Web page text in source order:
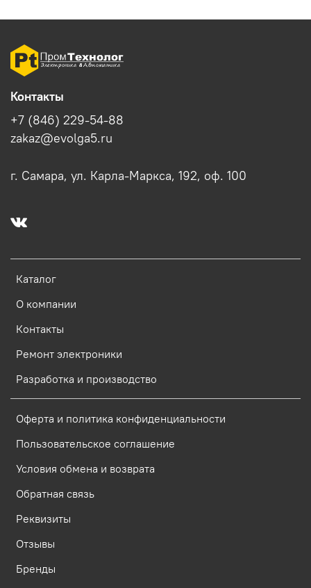
Каталог
О компании
Контакты
Ремонт электроники
Разработка и производство
Оферта и политика конфиденциальности
Пользовательское соглашение
Условия обмена и возврата
Обратная связь
Реквизиты
Отзывы
Бренды
Контакты
+7 (846) 229-54-88
zakaz@evolga5.ru
г. Самара, ул. Карла-Маркса, 192, оф. 100